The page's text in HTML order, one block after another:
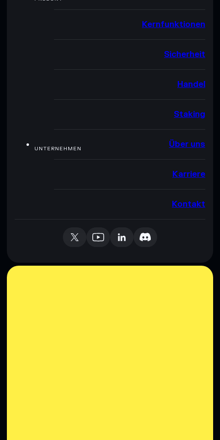
Kernfunktionen
Sicherheit
Handel
Staking
UNTERNEHMEN Über uns
Karriere
Kontakt